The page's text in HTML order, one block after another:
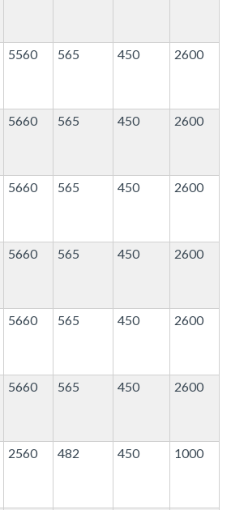
5560 565 450 2600
5660 565 450 2600
5660 565 450 2600
5660 565 450 2600
5660 565 450 2600
5660 565 450 2600
2560 482 450 1000